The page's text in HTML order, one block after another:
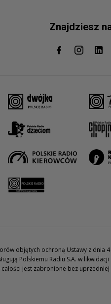
Znajdziesz
objętych ochroną Ustawy z dnia
Polskiemu Radiu S.A. w
jest zabronione bez